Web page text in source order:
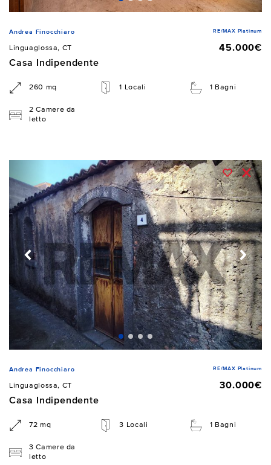
Andrea Finocchiaro RE/MAX Platinum
Linguaglossa, CT
45.000€
Casa Indipendente
260 mq 1 Locali 1 Bagni
2 Camere da
letto
Andrea Finocchiaro RE/MAX Platinum
Linguaglossa, CT
30.000€
Casa Indipendente
72 mq 3 Locali 1 Bagni
3 Camere da
letto